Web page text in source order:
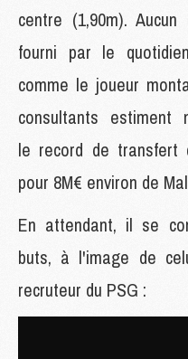
centre (1,90m).
fourni par le
comme le joueur
consultants
le record de transfert
pour 8M€ environ de
En attendant, il se
buts, à l'image de
recruteur du PSG :